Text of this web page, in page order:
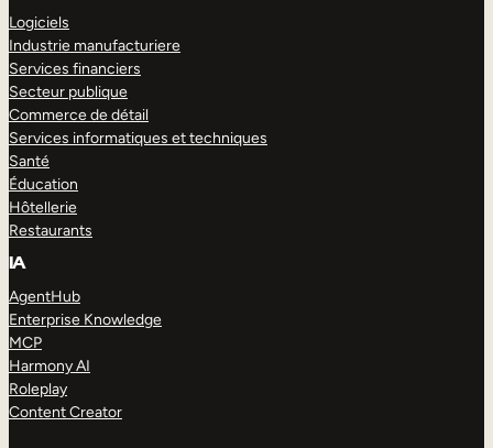
Logiciels
Industrie manufacturiere
Services financiers
Secteur publique
Commerce de détail
Services informatiques et techniques
Santé
Éducation
Hôtellerie
Restaurants
IA
AgentHub
Enterprise Knowledge
MCP
Harmony AI
Roleplay
Content Creator